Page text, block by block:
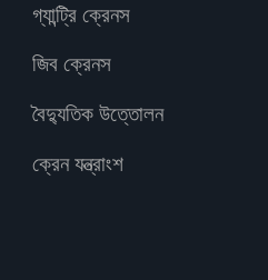
গ্যান্ট্রি ক্রেনস
জিব ক্রেনস
বৈদ্যুতিক উত্তোলন
ক্রেন যন্ত্রাংশ